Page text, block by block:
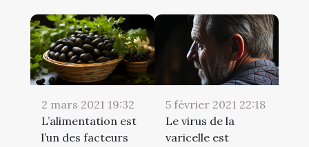
2 mars 2021 19:32
L’alimentation est
l’un des facteurs
5 février 2021 22:18
Le virus de la
varicelle est